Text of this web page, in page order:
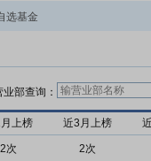
选基金
业部查询：
上榜 近3月上榜
2次 2次